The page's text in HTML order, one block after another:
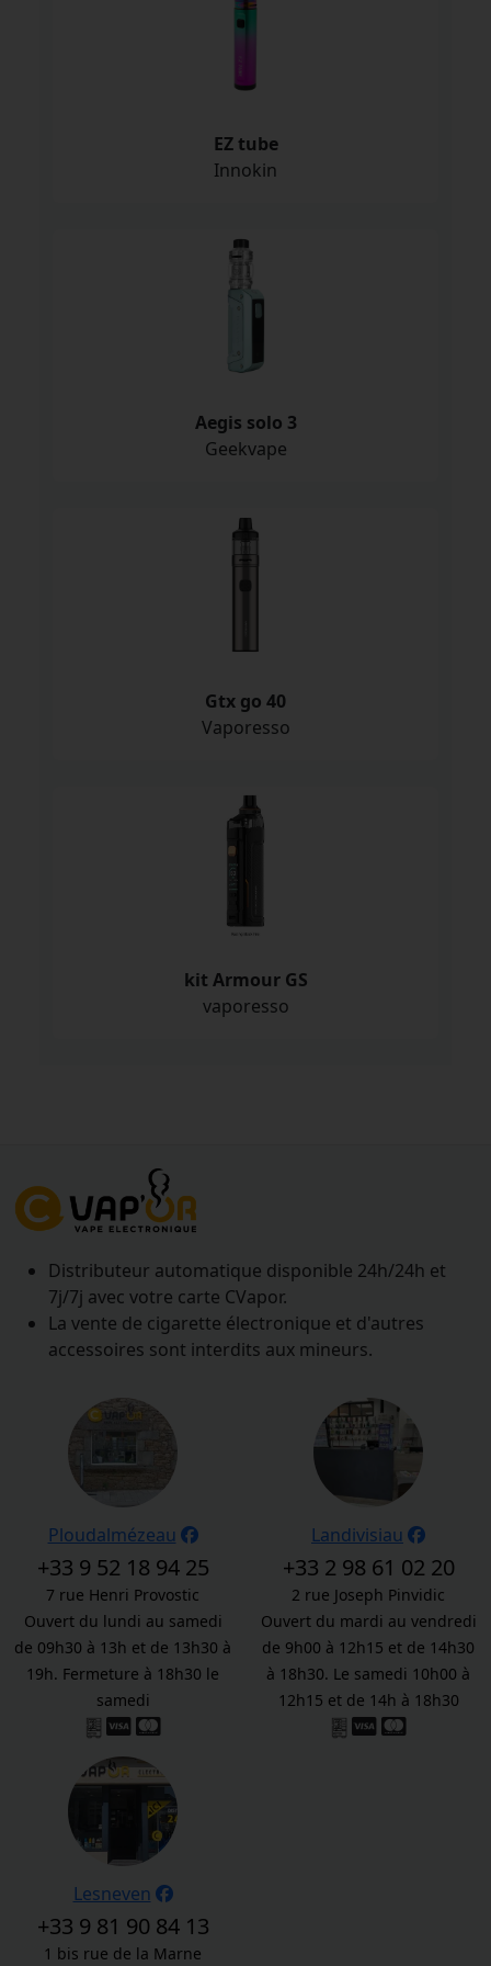
EZ tube
Innokin
Aegis solo 3
Geekvape
Gtx go 40
Vaporesso
kit Armour GS
vaporesso
Distributeur automatique disponible 24h/24h et
7j/7j avec votre carte CVapor.
La vente de cigarette électronique et d'autres
accessoires sont interdits aux mineurs.
Ploudalmézeau
+33 9 52 18 94 25
7 rue Henri Provostic
Ouvert du lundi au samedi
de 09h30 à 13h et de 13h30 à
19h. Fermeture à 18h30 le
samedi
Landivisiau
+33 2 98 61 02 20
2 rue Joseph Pinvidic
Ouvert du mardi au vendredi
de 9h00 à 12h15 et de 14h30
à 18h30. Le samedi 10h00 à
12h15 et de 14h à 18h30
Lesneven
+33 9 81 90 84 13
1 bis rue de la Marne